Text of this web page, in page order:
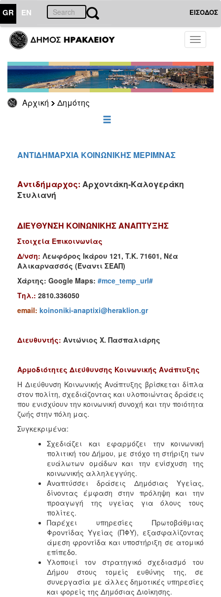
GR EN ΕΙΣΟΔΟΣ
Toggle
Αρχική Δημότης
ΔΗΜΟΤΗΣ
Πολιτική
Νέα
-
Ανακοινώσεις
Οικονομική
Φυσικές
Καταστροφές
Φροντίδας
(Κ.Α.Π.Η.)
Κέντρα
Δημιουργικής
Απασχόλησης
Παιδιών
(Κ.Δ.Α.Π.)
Κέντρα
Ηλικιωμένων
(Κ.Η.Φ.Η.)
Αδειοδότηση
&
Έλεγχος
Βρεφονηπιακών
Σταθμών
Δημοτικό
Ιατρείο
Ξενώνας
Φιλοξενίας
Γυναικών
Κέντρο
Κοινότητας
Κοινωνικό
Φαρμακείο
Κοινωνικό
Παντοπωλείο
Ισότητα
Φύλων
ΑΝΤΙΔΗΜΑΡΧΙΑ ΚΟΙΝΩΝΙΚΗΣ ΜΕΡΙΜΝΑΣ
Αντιδήμαρχος: Αρχοντάκη-Καλογεράκη
Στυλιανή
ΔΙΕΥΘΥΝΣΗ ΚΟΙΝΩΝΙΚΗΣ ΑΝΑΠΤΥΞΗΣ
Στοιχεία Επικοινωνίας
Δ/νση: Λεωφόρος Ικάρου 121, T.K. 71601, Νέα
Αλικαρνασσός (Έναντι ΣΕΑΠ)
Χάρτης: Google Maps: #mce_temp_url#
Τηλ.: 2810.336050
email: koinoniki-anaptixi@heraklion.gr
Διευθυντής: Αντώνιος Χ. Πασπαλιάρης
Αρμοδιότητες Διεύθυνσης Κοινωνικής Ανάπτυξης
Η Διεύθυνση Κοινωνικής Ανάπτυξης βρίσκεται δίπλα
στον πολίτη, σχεδιάζοντας και υλοποιώντας δράσεις
που ενισχύουν την κοινωνική συνοχή και την ποιότητα
ζωής στην πόλη μας.
Συγκεκριμένα:
Σχεδιάζει και εφαρμόζει την κοινωνική
πολιτική του Δήμου, με στόχο τη στήριξη των
ευάλωτων ομάδων και την ενίσχυση της
κοινωνικής αλληλεγγύης.
Αναπτύσσει δράσεις Δημόσιας Υγείας,
δίνοντας έμφαση στην πρόληψη και την
προαγωγή της υγείας για όλους τους
πολίτες.
Παρέχει υπηρεσίες Πρωτοβάθμιας
Φροντίδας Υγείας (ΠΦΥ), εξασφαλίζοντας
άμεση φροντίδα και υποστήριξη σε ατομικό
επίπεδο.
Υλοποιεί τον στρατηγικό σχεδιασμό του
Δήμου στους τομείς ευθύνης της, σε
συνεργασία με άλλες δημοτικές υπηρεσίες
και φορείς της Δημόσιας Διοίκησης.